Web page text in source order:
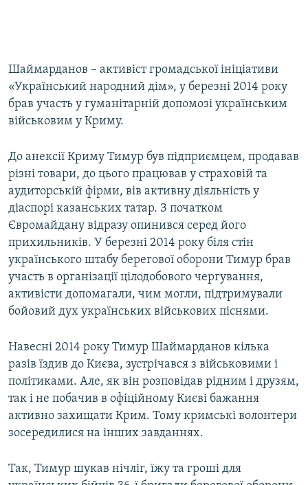
Шаймарданов – активіст громадської ініціативи
«Український народний дім», у березні 2014 року
брав участь у гуманітарній допомозі українським
військовим у Криму.
До анексії Криму Тимур був підприємцем, продавав
різні товари, до цього працював у страховій та
аудиторській фірми, вів активну діяльність у
діаспорі казанських татар. З початком
Євромайдану відразу опинився серед його
прихильників. У березні 2014 року біля стін
українського штабу берегової оборони Тимур брав
участь в організації цілодобового чергування,
активісти допомагали, чим могли, підтримували
бойовий дух українських військових піснями.
Навесні 2014 року Тимур Шаймарданов кілька
разів їздив до Києва, зустрічався з військовими і
політиками. Але, як він розповідав рідним і друзям,
так і не побачив в офіційному Києві бажання
активно захищати Крим. Тому кримські волонтери
зосередилися на інших завданнях.
Так, Тимур шукав нічліг, їжу та гроші для